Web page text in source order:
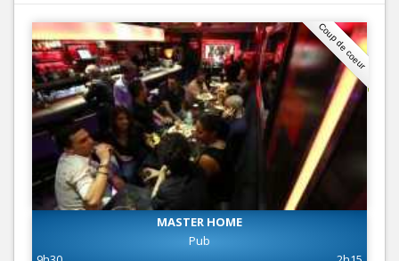
Coup de coeur
MASTER HOME
Pub